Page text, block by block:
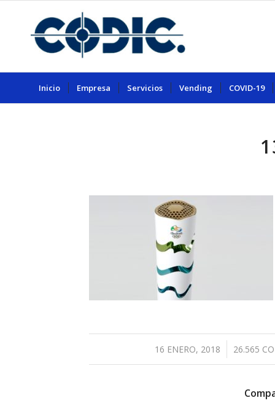
Inicio Empresa Servicios Vending COVID-19
16 ENERO, 2018
/ 26.565